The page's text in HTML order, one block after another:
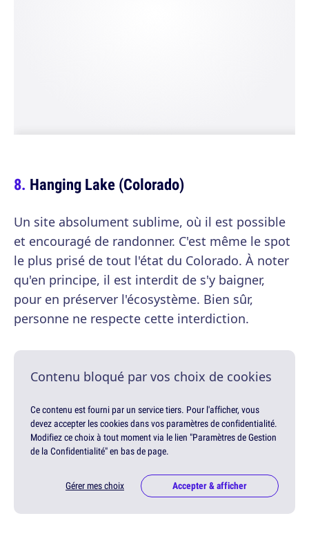
Hanging Lake (Colorado)
Un site absolument sublime, où il est possible
et encouragé de randonner. C'est même le spot
le plus prisé de tout l'état du Colorado. À noter
qu'en principe, il est interdit de s'y baigner,
pour en préserver l'écosystème. Bien sûr,
personne ne respecte cette interdiction.
Contenu bloqué par vos choix de cookies
Ce contenu est fourni par un service tiers. Pour l'afficher, vous
devez accepter les cookies dans vos paramètres de confidentialité.
Modifiez ce choix à tout moment via le lien "Paramètres de Gestion
de la Confidentialité" en bas de page.
Gérer mes choix Accepter & afficher